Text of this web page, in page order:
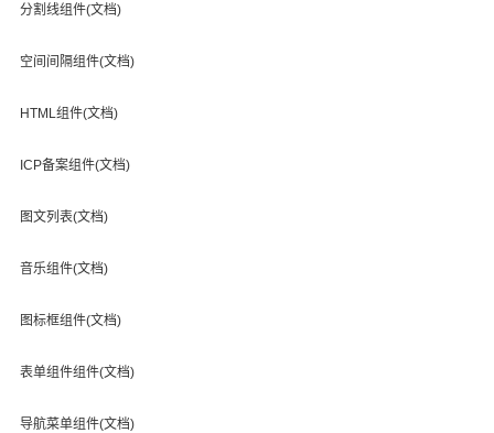
分割线组件(文档)
空间间隔组件(文档)
HTML组件(文档)
ICP备案组件(文档)
图文列表(文档)
音乐组件(文档)
图标框组件(文档)
表单组件组件(文档)
导航菜单组件(文档)